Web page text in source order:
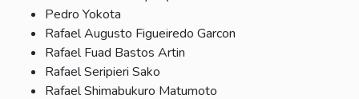
Pedro Yokota
Rafael Augusto Figueiredo Garcon
Rafael Fuad Bastos Artin
Rafael Seripieri Sako
Rafael Shimabukuro Matumoto